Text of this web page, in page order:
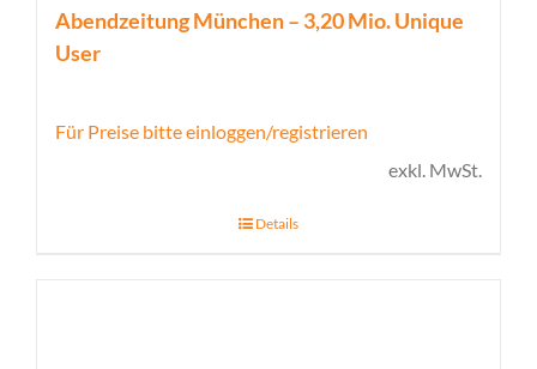
Abendzeitung München – 3,20 Mio. Unique
User
Für Preise bitte einloggen/registrieren
exkl. MwSt.
Details